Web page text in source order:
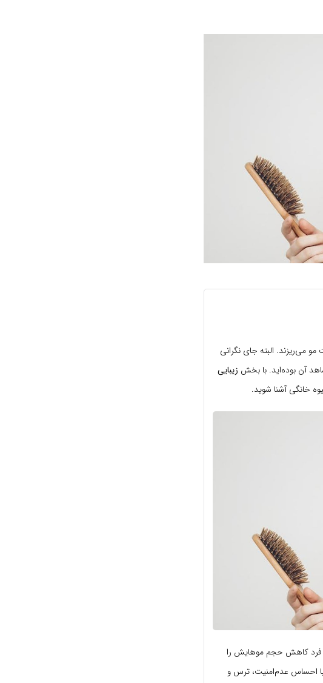
از آنها در مرحله‌ی استراحت مو می‌ریزند. البته جای نگرانی
آن بوده‌اید. با بخش زیبایی
خانگی آشنا شوید.
فرد کاهش حجم موهایش را
احساس عدم‌امنیت، ترس و